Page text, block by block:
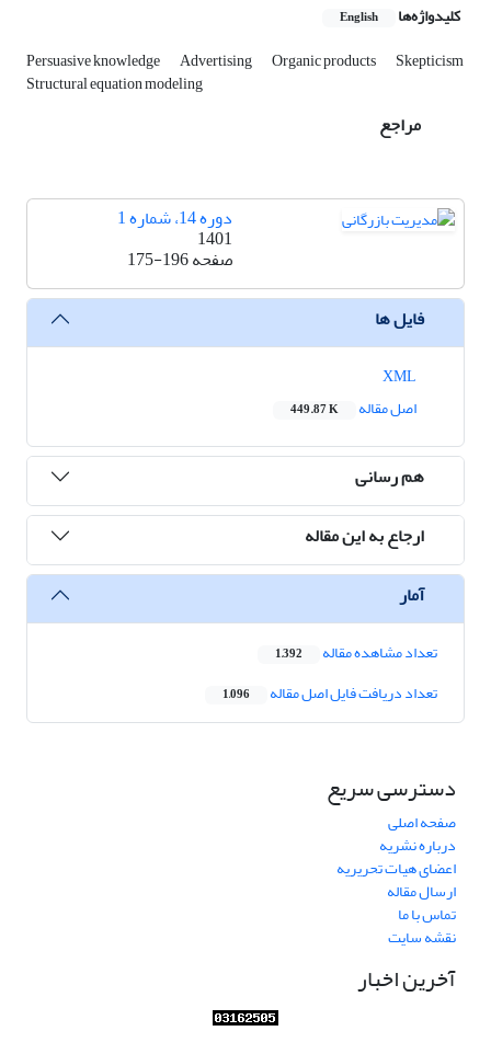
کلیدواژه‌ها English
Persuasive knowledge Advertising Organic products Skepticism
Structural equation modeling
مراجع
دوره 14، شماره 1
1401
صفحه175-196
فایل ها
اصل مقاله
449.87 K
هم رسانی
ارجاع به این مقاله
آمار
تعداد مشاهده مقاله 1,392
تعداد دریافت فایل اصل مقاله 1,096
دسترسی سریع
صفحه اصلی
درباره نشریه
اعضای هیات تحریریه
ارسال مقاله
تماس با ما
نقشه سایت
آخرین اخبار